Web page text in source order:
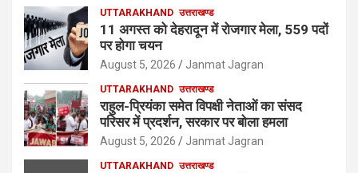
UTTARAKHAND उत्तराखण्ड
11 अगस्त को देहरादून में रोजगार मेला, 559 पदों
पर होगा चयन
August 5, 2026 Janmat Jagran
UTTARAKHAND उत्तराखण्ड
राहुल-प्रियंका समेत विपक्षी नेताओं का संसद
परिसर में प्रदर्शन, सरकार पर बोला हमला
August 5, 2026 Janmat Jagran
UTTARAKHAND उत्तराखण्ड